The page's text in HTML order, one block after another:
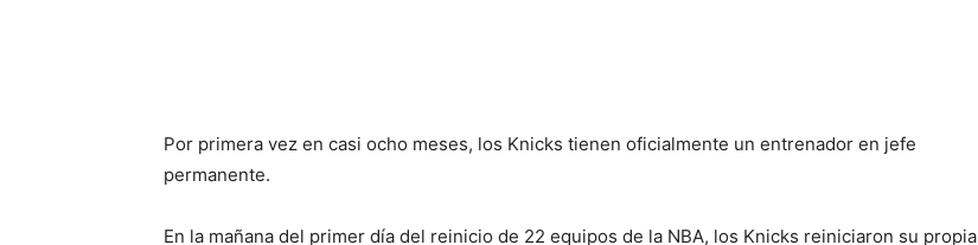
Por primera vez en casi ocho meses, los Knicks tienen oficialmente un entrenador en jefe
permanente.
En la mañana del primer día del reinicio de 22 equipos de la NBA, los Knicks reiniciaron su propia